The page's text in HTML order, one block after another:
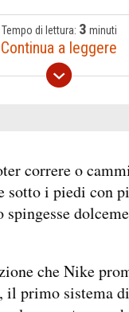
Tempo di lettura: 3 minuti
Continua a leggere
correre o
sotto i piedi con
spingesse
che Nike
, il primo sistema